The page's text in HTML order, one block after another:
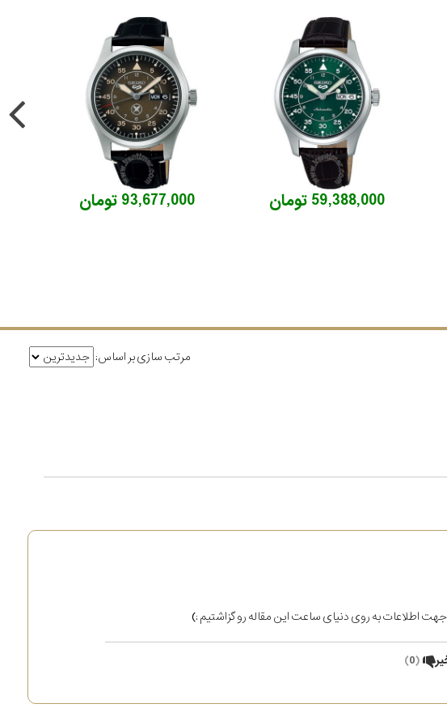
93,677,000 تومان 59,388,000 تومان
مرتب سازی بر اساس:
اطلاعات به روی دنیای ساعت این مقاله رو گزاشتیم :)
(
0
)